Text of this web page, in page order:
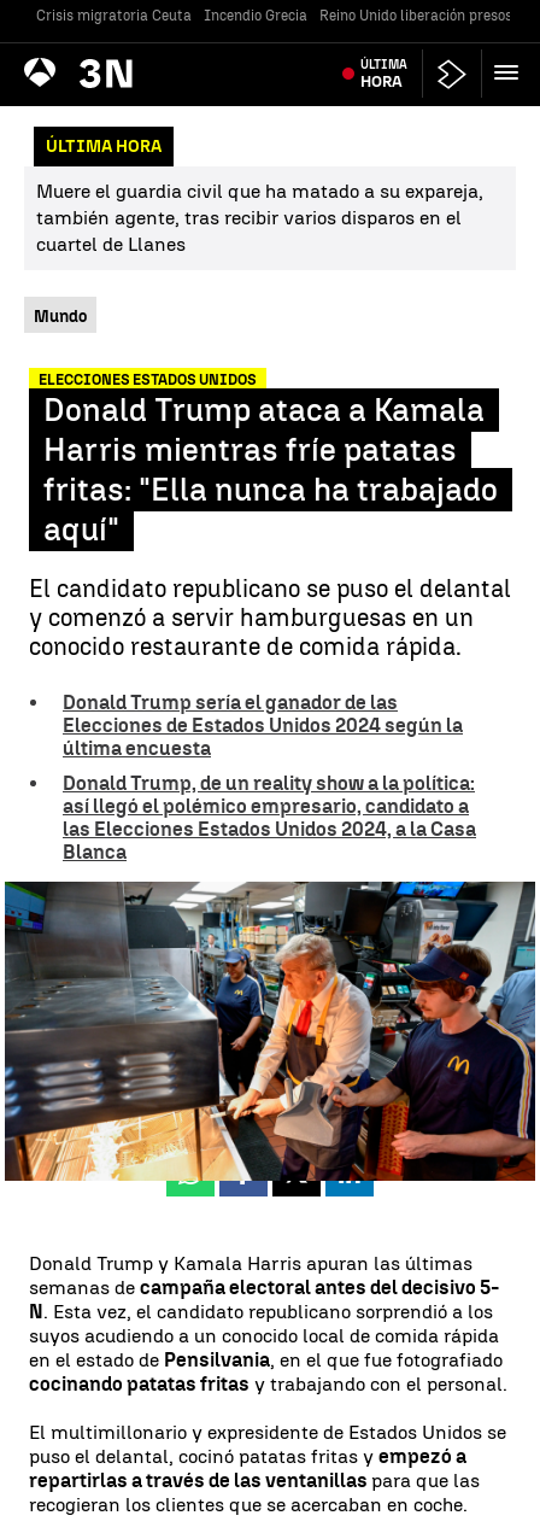
Crisis migratoria Ceuta Incendio Grecia Reino Unido liberación presos
Antena
3 Noticias ÚLTIMA
HORA
ÚLTIMA HORA
Muere el guardia civil que ha matado a su expareja,
también agente, tras recibir varios disparos en el
cuartel de Llanes
Mundo
ELECCIONES ESTADOS UNIDOS
Donald Trump ataca a Kamala
Harris mientras fríe patatas
fritas: "Ella nunca ha trabajado
aquí"
El candidato republicano se puso el delantal
y comenzó a servir hamburguesas en un
conocido restaurante de comida rápida.
Donald Trump sería el ganador de las
Elecciones de Estados Unidos 2024 según la
última encuesta
Donald Trump, de un reality show a la política:
así llegó el polémico empresario, candidato a
las Elecciones Estados Unidos 2024, a la Casa
Blanca
Donald Trump ataca a Kamala Harris |EFE
Juan Manuel M. Lardón
Actualizado:
21 de octubre de 2024, 08:44
Publicado:21 de octubre de 2024, 07:00
WhatsappFacebook
X Linkedin
Donald Trump y Kamala Harris apuran las últimas
semanas de campaña electoral antes del decisivo 5-
N. Esta vez, el candidato republicano sorprendió a los
suyos acudiendo a un conocido local de comida rápida
en el estado de Pensilvania, en el que fue fotografiado
cocinando patatas fritas y trabajando con el personal.
El multimillonario y expresidente de Estados Unidos se
puso el delantal, cocinó patatas fritas y empezó a
repartirlas a través de las ventanillas para que las
recogieran los clientes que se acercaban en coche.